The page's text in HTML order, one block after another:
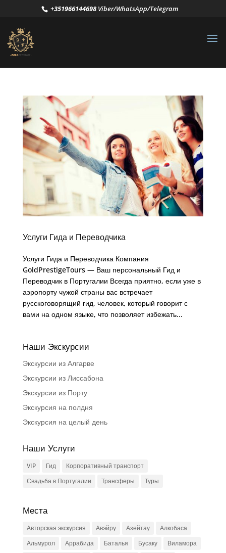
+351966144698Viber/WhatsApp/Telegram
Услуги Гида и Переводчика
Услуги Гида и Переводчика Компания
GoldPrestigeTours — Ваш персональный Гид и
Переводчик в Португалии Всегда приятно, если уже в
аэропорту чужой страны вас встречает
русскоговорящий гид, человек, который говорит с
вами на одном языке, что позволяет избежать...
Наши Экскурсии
Экскурсии из Алгарве
Экскурсии из Лиссабона
Экскурсии из Порту
Экскурсия на полдня
Экскурсия на целый день
Наши Услуги
VIP Гид
Корпоративный транспорт
Свадьба в Португалии
Трансферы Туры
Места
Авторская экскурсия Авэйру Азейтау
Алкобаса
Альмурол
Аррабида Баталья Бусаку
Виламора